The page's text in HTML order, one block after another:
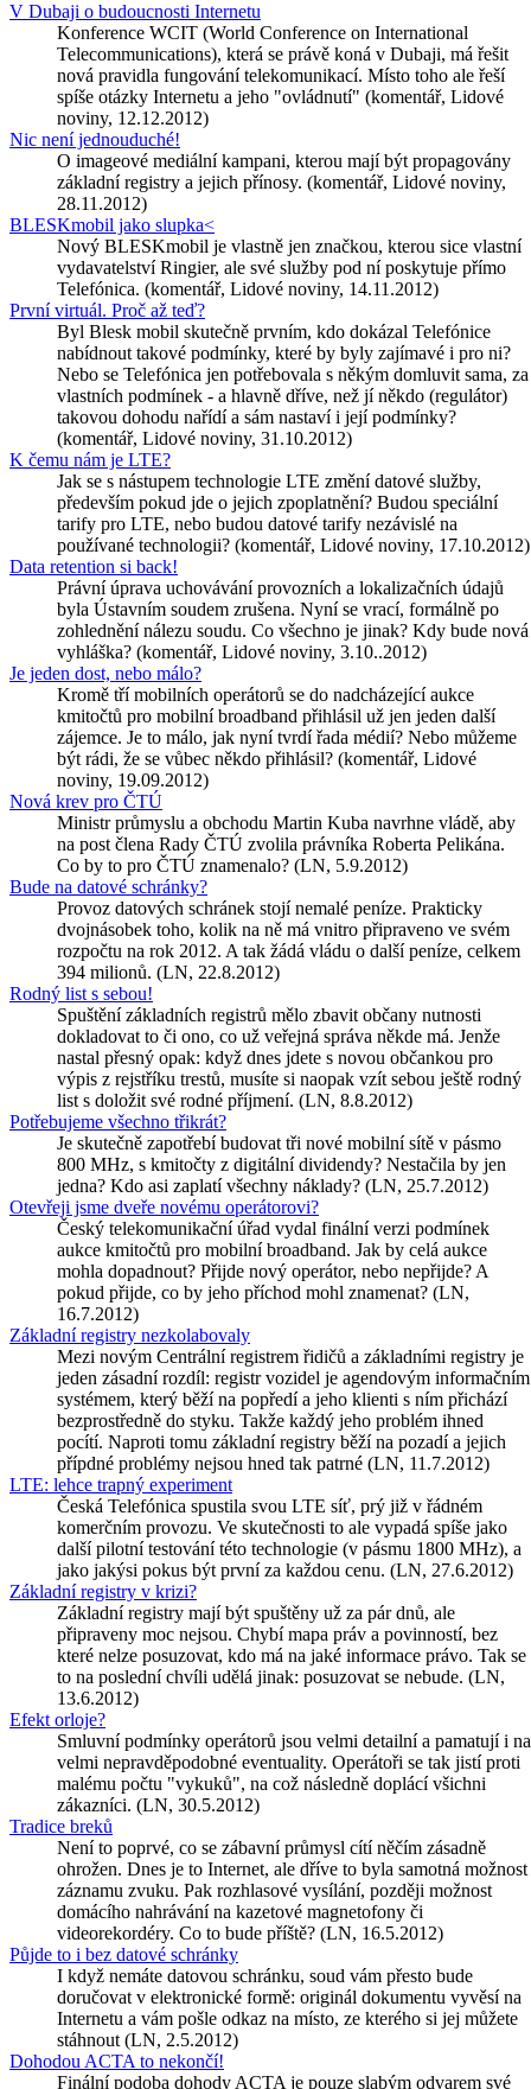
V Dubaji o budoucnosti Internetu
Konference WCIT (World Conference on International
Telecommunications), která se právě koná v Dubaji, má řešit
nová pravidla fungování telekomunikací. Místo toho ale řeší
spíše otázky Internetu a jeho "ovládnutí" (komentář, Lidové
noviny, 12.12.2012)
Nic není jednouduché!
O imageové mediální kampani, kterou mají být propagovány
základní registry a jejich přínosy. (komentář, Lidové noviny,
28.11.2012)
BLESKmobil jako slupka<
Nový BLESKmobil je vlastně jen značkou, kterou sice vlastní
vydavatelství Ringier, ale své služby pod ní poskytuje přímo
Telefónica. (komentář, Lidové noviny, 14.11.2012)
První virtuál. Proč až teď?
Byl Blesk mobil skutečně prvním, kdo dokázal Telefónice
nabídnout takové podmínky, které by byly zajímavé i pro ni?
Nebo se Telefónica jen potřebovala s někým domluvit sama, za
vlastních podmínek - a hlavně dříve, než jí někdo (regulátor)
takovou dohodu nařídí a sám nastaví i její podmínky?
(komentář, Lidové noviny, 31.10.2012)
K čemu nám je LTE?
Jak se s nástupem technologie LTE změní datové služby,
především pokud jde o jejich zpoplatnění? Budou speciální
tarify pro LTE, nebo budou datové tarify nezávislé na
používané technologii? (komentář, Lidové noviny, 17.10.2012)
Data retention si back!
Právní úprava uchovávání provozních a lokalizačních údajů
byla Ústavním soudem zrušena. Nyní se vrací, formálně po
zohlednění nálezu soudu. Co všechno je jinak? Kdy bude nová
vyhláška? (komentář, Lidové noviny, 3.10..2012)
Je jeden dost, nebo málo?
Kromě tří mobilních operátorů se do nadcházející aukce
kmitočtů pro mobilní broadband přihlásil už jen jeden další
zájemce. Je to málo, jak nyní tvrdí řada médií? Nebo můžeme
být rádi, že se vůbec někdo přihlásil? (komentář, Lidové
noviny, 19.09.2012)
Nová krev pro ČTÚ
Ministr průmyslu a obchodu Martin Kuba navrhne vládě, aby
na post člena Rady ČTÚ zvolila právníka Roberta Pelikána.
Co by to pro ČTÚ znamenalo? (LN, 5.9.2012)
Bude na datové schránky?
Provoz datových schránek stojí nemalé peníze. Prakticky
dvojnásobek toho, kolik na ně má vnitro připraveno ve svém
rozpočtu na rok 2012. A tak žádá vládu o další peníze, celkem
394 milionů. (LN, 22.8.2012)
Rodný list s sebou!
Spuštění základních registrů mělo zbavit občany nutnosti
dokladovat to či ono, co už veřejná správa někde má. Jenže
nastal přesný opak: když dnes jdete s novou občankou pro
výpis z rejstříku trestů, musíte si naopak vzít sebou ještě rodný
list s doložit své rodné příjmení. (LN, 8.8.2012)
Potřebujeme všechno třikrát?
Je skutečně zapotřebí budovat tři nové mobilní sítě v pásmo
800 MHz, s kmitočty z digitální dividendy? Nestačila by jen
jedna? Kdo asi zaplatí všechny náklady? (LN, 25.7.2012)
Otevřeji jsme dveře novému operátorovi?
Český telekomunikační úřad vydal finální verzi podmínek
aukce kmitočtů pro mobilní broadband. Jak by celá aukce
mohla dopadnout? Přijde nový operátor, nebo nepřijde? A
pokud přijde, co by jeho příchod mohl znamenat? (LN,
16.7.2012)
Základní registry nezkolabovaly
Mezi novým Centrální registrem řidičů a základními registry je
jeden zásadní rozdíl: registr vozidel je agendovým informačním
systémem, který běží na popředí a jeho klienti s ním přichází
bezprostředně do styku. Takže každý jeho problém ihned
pocítí. Naproti tomu základní registry běží na pozadí a jejich
přípdné problémy nejsou hned tak patrné (LN, 11.7.2012)
LTE: lehce trapný experiment
Česká Telefónica spustila svou LTE síť, prý již v řádném
komerčním provozu. Ve skutečnosti to ale vypadá spíše jako
další pilotní testování této technologie (v pásmu 1800 MHz), a
jako jakýsi pokus být první za každou cenu. (LN, 27.6.2012)
Základní registry v krizi?
Základní registry mají být spuštěny už za pár dnů, ale
připraveny moc nejsou. Chybí mapa práv a povinností, bez
které nelze posuzovat, kdo má na jaké informace právo. Tak se
to na poslední chvíli udělá jinak: posuzovat se nebude. (LN,
13.6.2012)
Efekt orloje?
Smluvní podmínky operátorů jsou velmi detailní a pamatují i na
velmi nepravděpodobné eventuality. Operátoři se tak jistí proti
malému počtu "vykuků", na což následně doplácí všichni
zákazníci. (LN, 30.5.2012)
Tradice breků
Není to poprvé, co se zábavní průmysl cítí něčím zásadně
ohrožen. Dnes je to Internet, ale dříve to byla samotná možnost
záznamu zvuku. Pak rozhlasové vysílání, později možnost
domácího nahrávání na kazetové magnetofony či
videorekordéry. Co to bude příště? (LN, 16.5.2012)
Půjde to i bez datové schránky
I když nemáte datovou schránku, soud vám přesto bude
doručovat v elektronické formě: originál dokumentu vyvěsí na
Internetu a vám pošle odkaz na místo, ze kterého si jej můžete
stáhnout (LN, 2.5.2012)
Dohodou ACTA to nekončí!
Finální podoba dohody ACTA je pouze slabým odvarem své